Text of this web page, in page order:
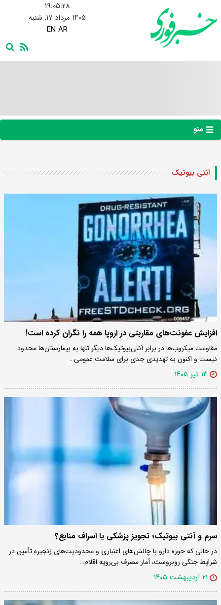
۱۹:۰۵:۲۹
۱۴۰۵ مرداد ۱۷, شنبه
EN AR
منو
آنتی بیوتیک
افزایش عفونت‌های مقاربتی در اروپا همه را نگران کرده است!
مقاومت میکروب‌ها در برابر آنتی‌بیوتیک‌ها دیگر تنها به بیمارستان‌ها محدود
نیست و اکنون به تهدیدی جدی برای سلامت عمومی…
۱۳ تیر ۱۴۰۵
سرم و آنتی بیوتیک؛ تجویز پزشکی یا اسراف منابع؟
در حالی که حوزه دارو با چالش‌های اعتباری و محدودیت‌های زنجیره تأمین در
شرایط جنگی روبروست، آمار مصرف بی‌رویه اقلام…
۲۱ اردیبهشت ۱۴۰۵